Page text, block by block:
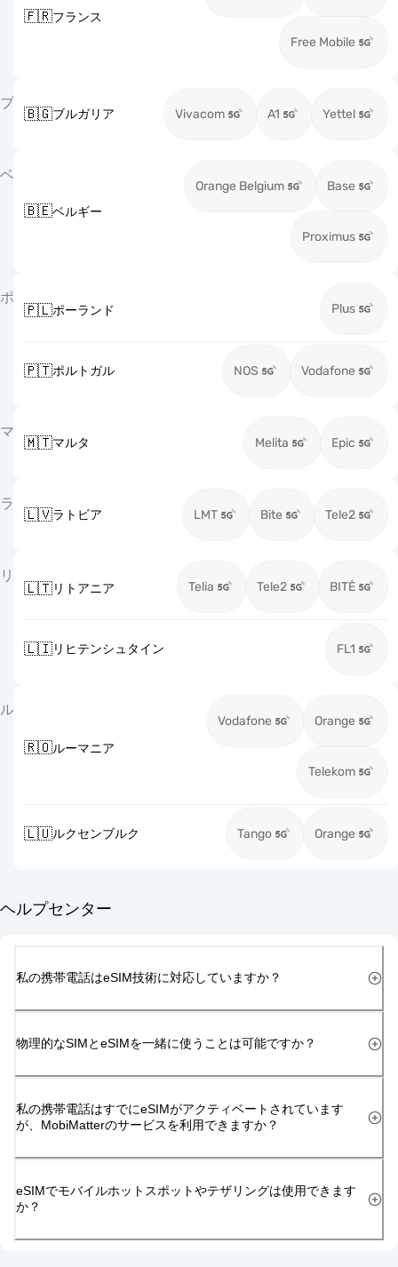
🇫🇷フランス
Free Mobile
ブ
🇧🇬ブルガリア Vivacom A1 Yettel
ベ
🇧🇪ベルギー
Orange Belgium Base
Proximus
ポ
🇵🇱ポーランド Plus
🇵🇹ポルトガル NOS Vodafone
マ
🇲🇹マルタ Melita Epic
ラ
🇱🇻ラトビア LMT Bite Tele2
リ
🇱🇹リトアニア Telia Tele2 BITĖ
🇱🇮リヒテンシュタイン FL1
ル
🇷🇴ルーマニア
Vodafone Orange
Telekom
🇱🇺ルクセンブルク Tango Orange
ヘルプセンター
私の携帯電話はeSIM技術に対応していますか？
物理的なSIMとeSIMを一緒に使うことは可能ですか？
私の携帯電話はすでにeSIMがアクティベートされています
が、MobiMatterのサービスを利用できますか？
eSIMでモバイルホットスポットやテザリングは使用できます
か？